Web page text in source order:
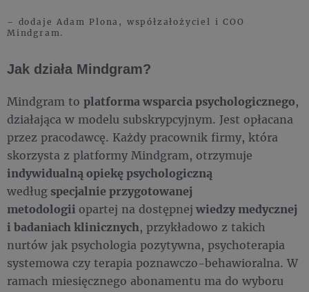
– dodaje Adam Plona, współzałożyciel i COO
Mindgram.
Jak działa Mindgram?
Mindgram to platforma wsparcia psychologicznego,
działająca w modelu subskrypcyjnym. Jest opłacana
przez pracodawcę. Każdy pracownik firmy, która
skorzysta z platformy Mindgram, otrzymuje
indywidualną opiekę psychologiczną
według specjalnie przygotowanej
metodologii opartej na dostępnej wiedzy medycznej
i badaniach klinicznych, przykładowo z takich
nurtów jak psychologia pozytywna, psychoterapia
systemowa czy terapia poznawczo-behawioralna. W
ramach miesięcznego abonamentu ma do wyboru